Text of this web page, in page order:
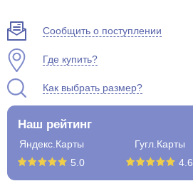
Сообщить о поступлении
Где купить?
Как выбрать размер?
Наш рейтинг
Яндекс.Карты
5.0
Гугл.Карты
4.6